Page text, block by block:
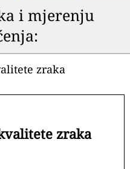
i mjerenju
zraka
zraka